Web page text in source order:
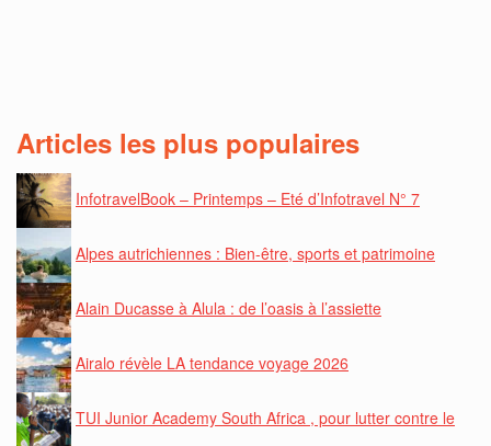
Articles les plus populaires
InfotravelBook – Printemps – Eté d’Infotravel N° 7
Alpes autrichiennes : Bien-être, sports et patrimoine
Alain Ducasse à Alula : de l’oasis à l’assiette
Airalo révèle LA tendance voyage 2026
TUI Junior Academy South Africa , pour lutter contre le